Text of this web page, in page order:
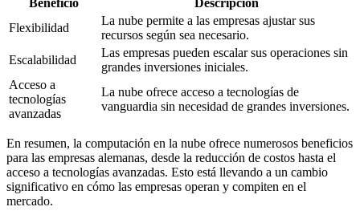
Flexibilidad
La nube permite a las empresas ajustar sus
recursos según sea necesario.
Escalabilidad
Las empresas pueden escalar sus operaciones sin
grandes inversiones iniciales.
Acceso a
tecnologías
avanzadas
La nube ofrece acceso a tecnologías de
vanguardia sin necesidad de grandes inversiones.
En resumen, la computación en la nube ofrece numerosos beneficios
para las empresas alemanas, desde la reducción de costos hasta el
acceso a tecnologías avanzadas. Esto está llevando a un cambio
significativo en cómo las empresas operan y compiten en el
mercado.